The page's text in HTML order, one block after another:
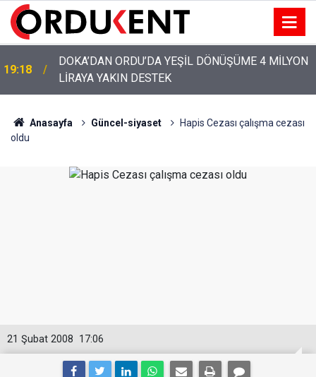
19:18
DOKA’DAN ORDU’DA YEŞİL DÖNÜŞÜME 4 MİLYON
12:46
YENİ PARTİ’NİN ORDU’DAKİ 69 KİŞİLİK KURUCU
KADROSU AÇIKLANDI
Anasayfa Güncel-siyaset
Hapis Cezası çalışma cezası
oldu
17:06
21 Şubat 2008